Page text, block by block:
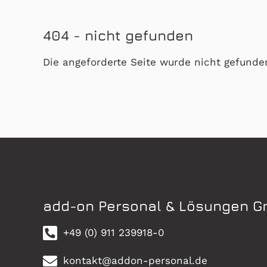
404 - nicht gefunden
Die angeforderte Seite wurde nicht
add-on Personal & Lösungen
+49 (0) 911 239918-0
kontakt@addon-personal.de